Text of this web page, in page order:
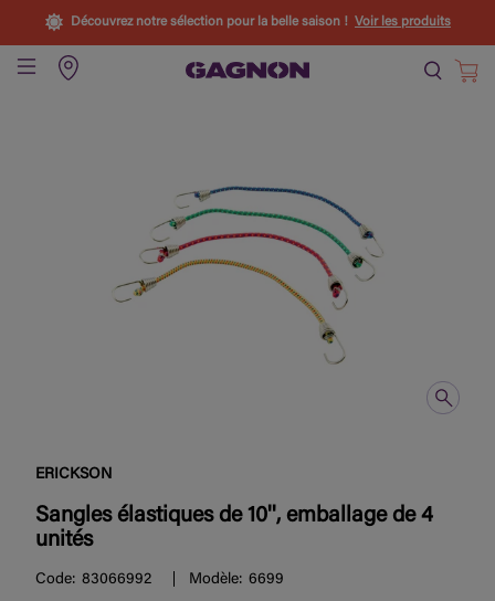
Découvrez notre sélection pour la belle saison ! Voir les produits
ERICKSON
Sangles élastiques de 10'', emballage de 4
unités
Code: 83066992 Modèle: 6699